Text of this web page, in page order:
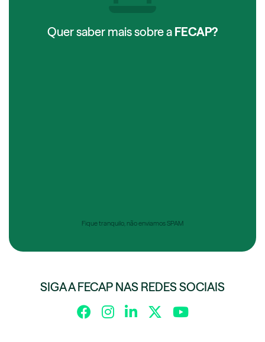
Quer saber mais sobre a FECAP?
Fique tranquilo, não enviamos SPAM
SIGA A FECAP NAS REDES SOCIAIS